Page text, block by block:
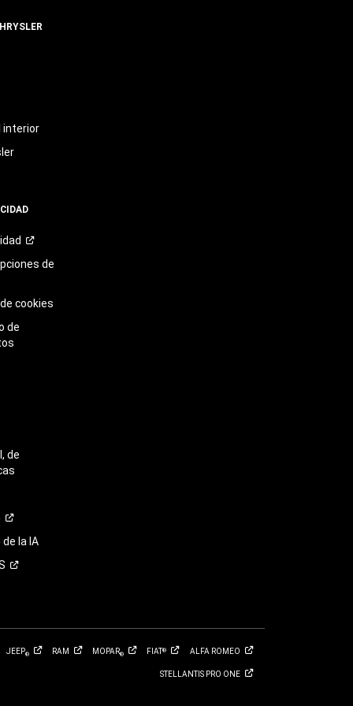
interior
de
cookies
de
de
la IA
JEEP® RAM MOPAR® FIAT® ALFA ROMEO
STELLANTIS PRO ONE